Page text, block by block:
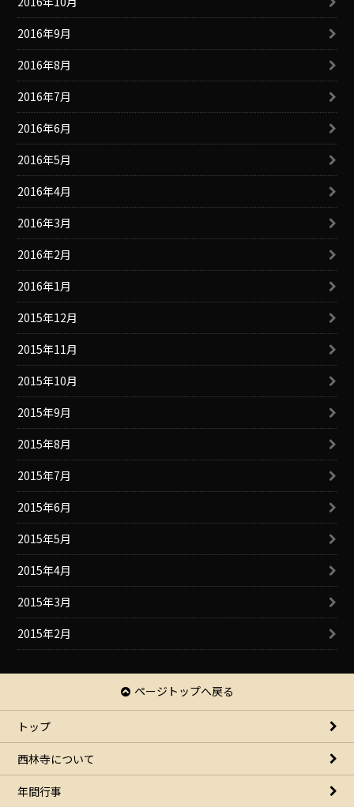
2016年9月
2016年8月
2016年7月
2016年6月
2016年5月
2016年4月
2016年3月
2016年2月
2016年1月
2015年12月
2015年11月
2015年10月
2015年9月
2015年8月
2015年7月
2015年6月
2015年5月
2015年4月
2015年3月
2015年2月
ページトップへ戻る
トップ
西林寺について
年間行事